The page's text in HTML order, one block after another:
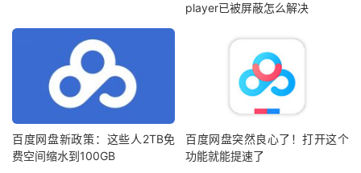
player已被屏蔽怎么解决
百度网盘新政策：这些人2TB免
费空间缩水到100GB
百度网盘突然良心了！打开这个
功能就能提速了